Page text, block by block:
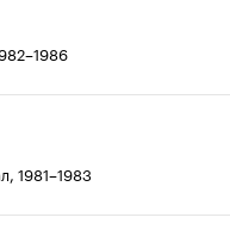
1981–1983